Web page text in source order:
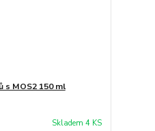
s MOS2 150 ml
Skladem 4 KS